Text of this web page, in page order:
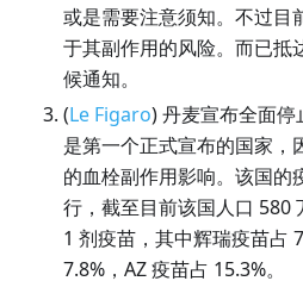
或是需要注意须知。不过目
于其副作用的风险。而已抵
候通知。
(Le Figaro) 丹麦宣布全面停
是第一个正式宣布的国家，
的血栓副作用影响。该国的
行，截至目前该国人口 580
1 剂疫苗，其中辉瑞疫苗占
7.8%，AZ 疫苗占 15.3%。